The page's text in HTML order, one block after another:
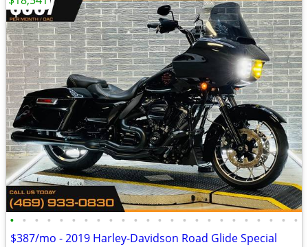
• • • • • • • • • • • • • • • • • • • • • • • •
$387/mo - 2019 Harley-Davidson Road Glide Special